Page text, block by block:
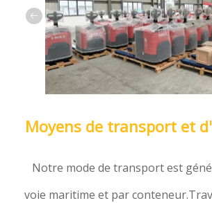
Moyens de transport et
Notre mode de transport est
voie maritime et par